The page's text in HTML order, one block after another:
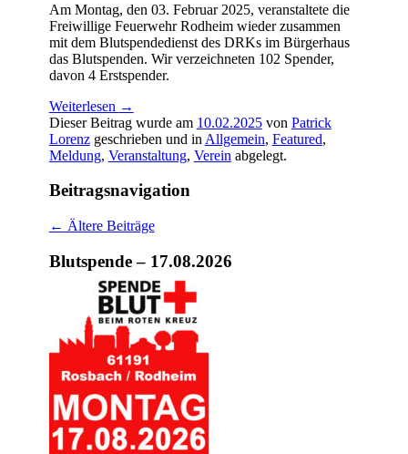
Am Montag, den 03. Februar 2025, veranstaltete die
Freiwillige Feuerwehr Rodheim wieder zusammen
mit dem Blutspendedienst des DRKs im Bürgerhaus
das Blutspenden. Wir verzeichneten 102 Spender,
davon 4 Erstspender.
Weiterlesen →
Dieser Beitrag wurde am 10.02.2025von Patrick
Lorenzgeschrieben und in Allgemein, Featured,
Meldung, Veranstaltung, Verein abgelegt.
Beitragsnavigation
← Ältere Beiträge
Blutspende – 17.08.2026